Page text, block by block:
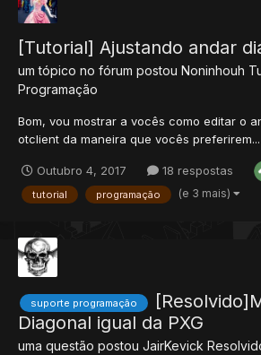
[Tutorial] Ajustando andar
um tópico no fórum postou Noninhouh
Programação
Bom, vou mostrar a vocês como editar o
otclient da maneira que vocês
você possa andar novamente. Vou ensinar
deixar a velocidade ao gosto de vocês. Em
Outubro 4, 2017 18 respostas
tutorial programação (e 3 mais)
suporte programação
Diagonal igual da PXG
uma questão postou JairKevick